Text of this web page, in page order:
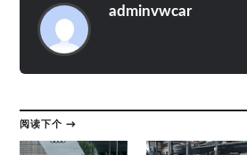
adminvwcar
阅读下个 →